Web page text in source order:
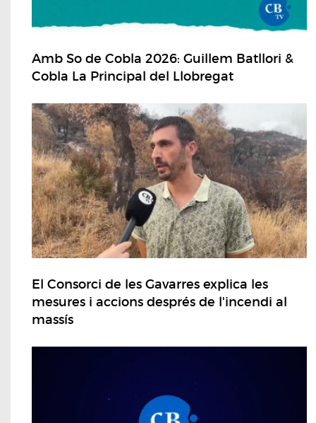
Amb So de Cobla 2026: Guillem Batllori &
Cobla La Principal del Llobregat
El Consorci de les Gavarres explica les
mesures i accions després de l'incendi al
massís